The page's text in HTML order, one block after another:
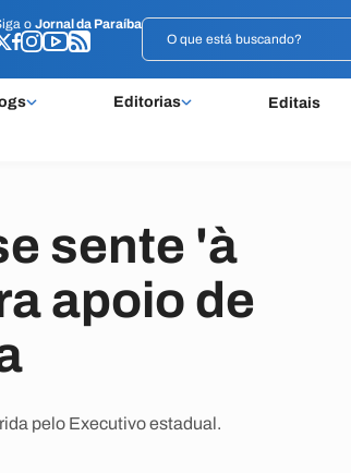
o Jornal da Paraíba
Editorias Editais
o Jornal da Paraíba
sente 'à
apoio de
pelo Executivo estadual.